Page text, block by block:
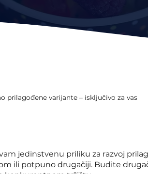
prilagođene varijante – isključivo za vas
jedinstvenu priliku za razvoj
ili potpuno drugačiji. Budite